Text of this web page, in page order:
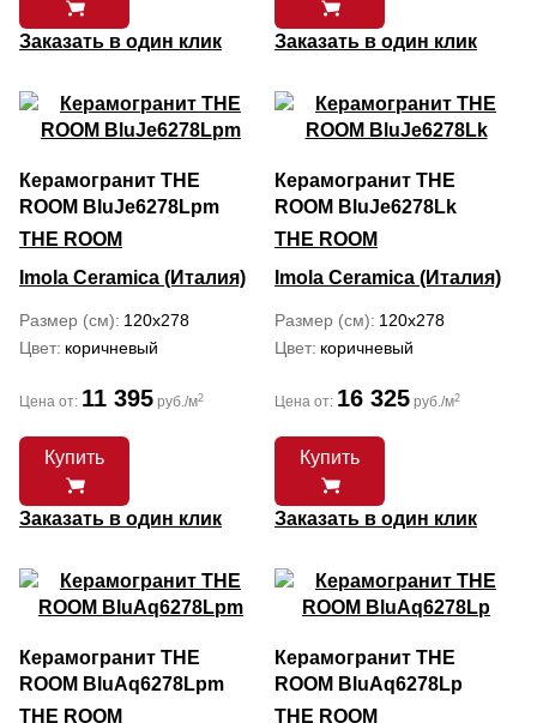
Заказать в один клик Заказать в один клик
Керамогранит THE
ROOM BluJe6278Lpm
THE ROOM
Imola Ceramica (Италия)
Размер (см) 120x278
Цвет коричневый
Цена от: 11 395 руб./м2
Купить
Заказать в один клик
Керамогранит THE
ROOM BluJe6278Lk
THE ROOM
Imola Ceramica (Италия)
Размер (см) 120x278
Цвет коричневый
Цена от: 16 325 руб./м2
Купить
Заказать в один клик
Керамогранит THE
ROOM BluAq6278Lpm
THE ROOM
Керамогранит THE
ROOM BluAq6278Lp
THE ROOM